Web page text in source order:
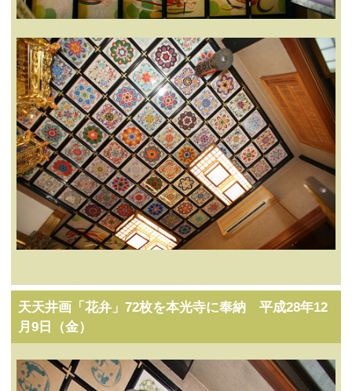
天天井画「花弁」72枚を本光寺に奉納 平成28年12
月9日（金）